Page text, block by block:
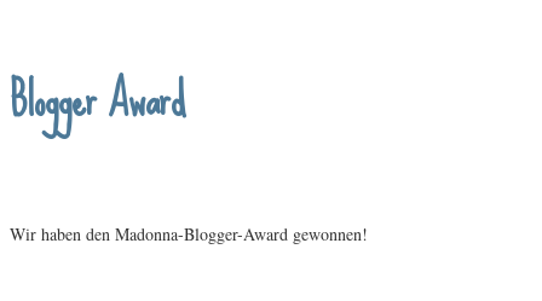
Blogger Award
Wir haben den Madonna-Blogger-Award gewonnen!